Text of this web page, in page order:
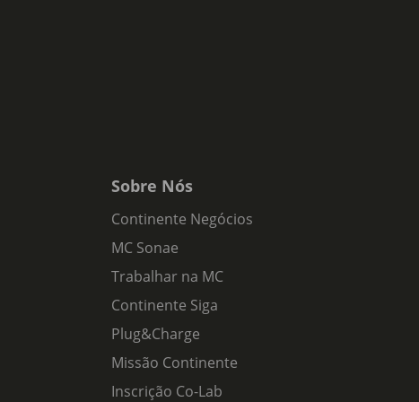
Sobre Nós
Continente Negócios
MC Sonae
Trabalhar na MC
Continente Siga
Plug&Charge
Missão Continente
Inscrição Co-Lab